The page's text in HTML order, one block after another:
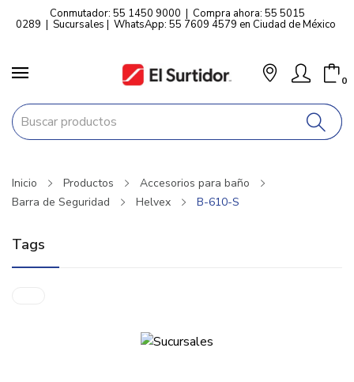
Conmutador: 55 1450 9000 | Compra ahora: 55 5015
0289 | Sucursales | WhatsApp: 55 7609 4579 en Ciudad de México
0
Inicio Productos
Accesorios para baño
Barra de Seguridad
Helvex B-610-S
Tags